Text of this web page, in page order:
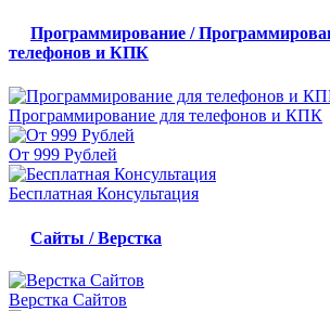
Программирование /
телефонов и КПК
Программирование для телефонов и КПК
От 999 Рублей
Бесплатная Консультация
Сайты / Верстка
Верстка Сайтов